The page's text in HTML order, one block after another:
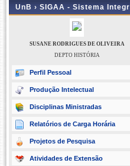
UnB › SIGAA - Sistema
SUSANE RODRIGUES DE OLIVEIRA
DEPTO HISTÓRIA
Perfil Pessoal
Produção Intelectual
Disciplinas Ministradas
Relatórios de Carga Horária
Projetos de Pesquisa
Atividades de Extensão